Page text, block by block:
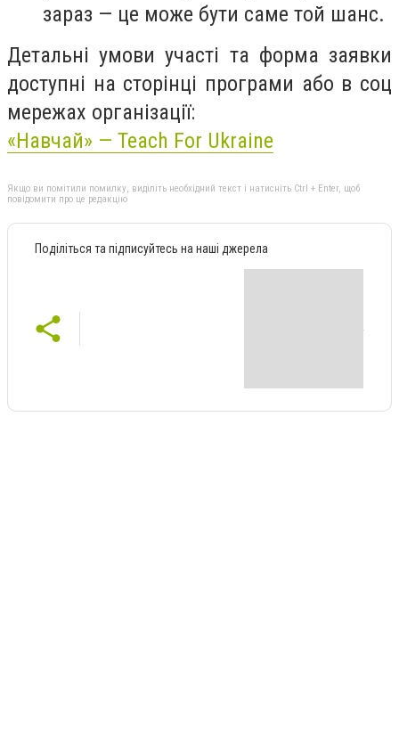
зараз — це може бути саме той шанс.
Детальні умови участі та форма заявки
доступні на сторінці програми або в соц
мережах організації:
«Навчай» — Teach For Ukraine
Якщо ви помітили помилку, виділіть необхідний текст і натисніть Ctrl + Enter, щоб
повідомити про це редакцію
Поділіться та підписуйтесь на наші джерела